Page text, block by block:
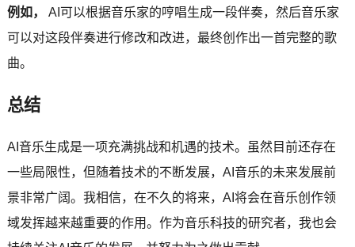
例如，
AI可以根据音乐家的哼唱生成一段伴奏，然后音乐家
可以对这段伴奏进行修改和改进，最终创作出一首完整的歌
曲。
总结
AI音乐生成是一项充满挑战和机遇的技术。虽然目前还存在
一些局限性，但随着技术的不断发展，AI音乐的未来发展前
景非常广阔。我相信，在不久的将来，AI将会在音乐创作领
域发挥越来越重要的作用。作为音乐科技的研究者，我也会